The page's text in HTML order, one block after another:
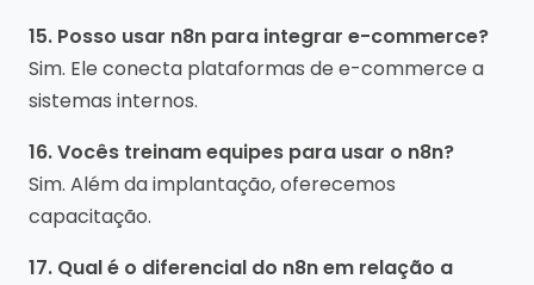
15. Posso usar n8n para integrar e-commerce?
Sim. Ele conecta plataformas de e-commerce a
sistemas internos.
16. Vocês treinam equipes para usar o n8n?
Sim. Além da implantação, oferecemos
capacitação.
17. Qual é o diferencial do n8n em relação a